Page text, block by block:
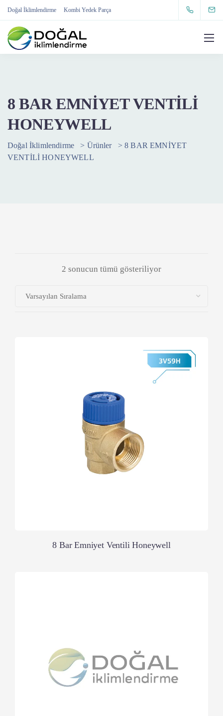
Doğal İklimlendirme Kombi Yedek Parça
8 BAR EMNİYET VENTİLİ
HONEYWELL
Doğal İklimlendirme > Ürünler >8 BAR EMNİYET
VENTİLİ HONEYWELL
2 sonucun tümü gösteriliyor
8 Bar Emniyet Ventili Honeywell